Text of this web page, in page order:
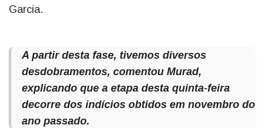
Garcia.
A partir desta fase, tivemos diversos
desdobramentos, comentou Murad,
explicando que a etapa desta quinta-feira
decorre dos indícios obtidos em novembro do
ano passado.